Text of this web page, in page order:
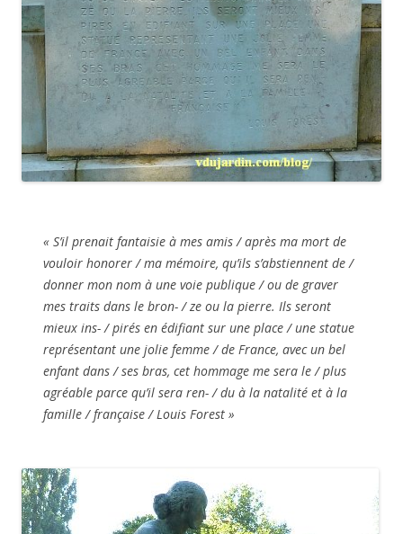
« S’il prenait fantaisie à mes amis / après ma mort de
vouloir honorer / ma mémoire, qu’ils s’abstiennent de /
donner mon nom à une voie publique / ou de graver
mes traits dans le bron- / ze ou la pierre. Ils seront
mieux ins- / pirés en édifiant sur une place / une statue
représentant une jolie femme / de France, avec un bel
enfant dans / ses bras, cet hommage me sera le / plus
agréable parce qu’il sera ren- / du à la natalité et à la
famille / française / Louis Forest »